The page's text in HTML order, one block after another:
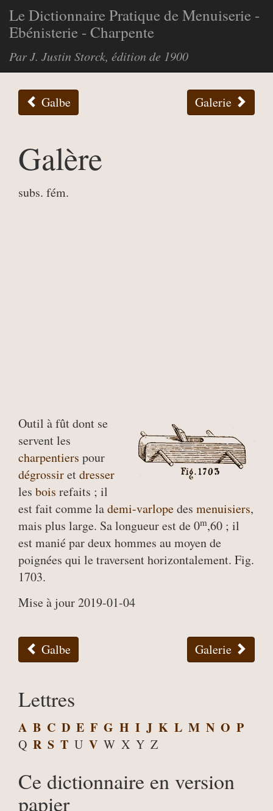
Le Dictionnaire Pratique de Menuiserie -
Ebénisterie - Charpente
Par J. Justin Storck, édition de 1900
Galbe Galerie
Galère
subs. fém.
Outil à fût dont se
servent les
charpentiers pour
dégrossiretdresser
les bois refaits ; il
est fait comme lademi-varlopedes menuisiers,
mais plus large. Sa longueur est de 0m,60 ; il
est manié par deux hommes au moyen de
poignées qui le traversent horizontalement. Fig.
1703.
Mise à jour 2019-01-04
Galbe Galerie
Lettres
A B C D E F G H I J K L M N O P
Q R S T U V W X Y Z
Ce dictionnaire en version
papier